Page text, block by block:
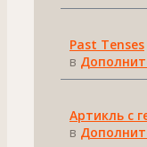
Past Tenses
в
Артикль с
в